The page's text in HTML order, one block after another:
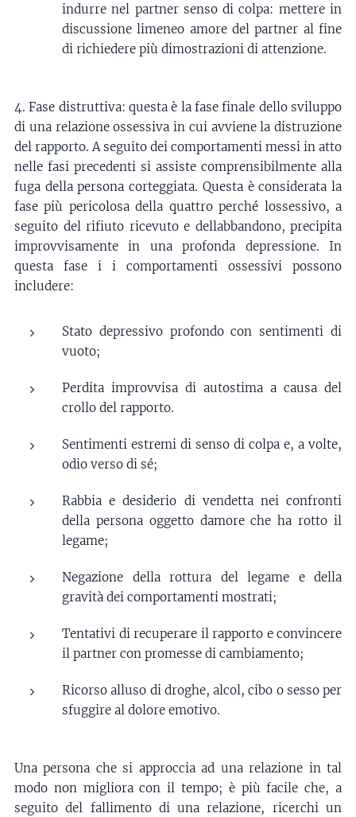
indurre nel partner senso di colpa: mettere in
discussione limeneo amore del partner al fine
di richiedere più dimostrazioni di attenzione.
4. Fase distruttiva: questa è la fase finale dello sviluppo
di una relazione ossessiva in cui avviene la distruzione
del rapporto. A seguito dei comportamenti messi in atto
nelle fasi precedenti si assiste comprensibilmente alla
fuga della persona corteggiata. Questa è considerata la
fase più pericolosa della quattro perché lossessivo, a
seguito del rifiuto ricevuto e dellabbandono, precipita
improvvisamente in una profonda depressione. In
questa fase i i comportamenti ossessivi possono
includere:
Stato depressivo profondo con sentimenti di
vuoto;
Perdita improvvisa di autostima a causa del
crollo del rapporto.
Sentimenti estremi di senso di colpa e, a volte,
odio verso di sé;
Rabbia e desiderio di vendetta nei confronti
della persona oggetto damore che ha rotto il
legame;
Negazione della rottura del legame e della
gravità dei comportamenti mostrati;
Tentativi di recuperare il rapporto e convincere
il partner con promesse di cambiamento;
Ricorso alluso di droghe, alcol, cibo o sesso per
sfuggire al dolore emotivo.
Una persona che si approccia ad una relazione in tal
modo non migliora con il tempo; è più facile che, a
seguito del fallimento di una relazione, ricerchi un